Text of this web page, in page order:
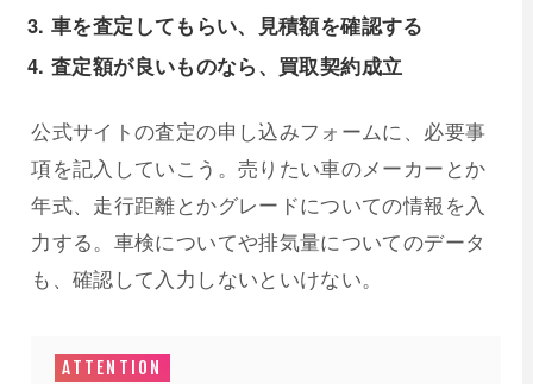
車を査定してもらい、見積額を確認する
査定額が良いものなら、買取契約成立
公式サイトの査定の申し込みフォームに、必要事
項を記入していこう。売りたい車のメーカーとか
年式、走行距離とかグレードについての情報を入
力する。車検についてや排気量についてのデータ
も、確認して入力しないといけない。